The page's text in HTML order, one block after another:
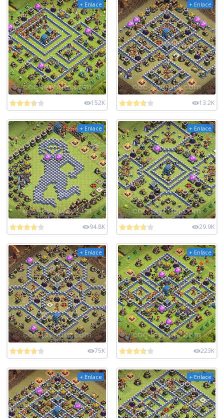
+ Enlace
152K
+ Enlace
13.2K
+ Enlace
94.8K
+ Enlace
29.9K
+ Enlace
75K
+ Enlace
223K
+ Enlace + Enlace